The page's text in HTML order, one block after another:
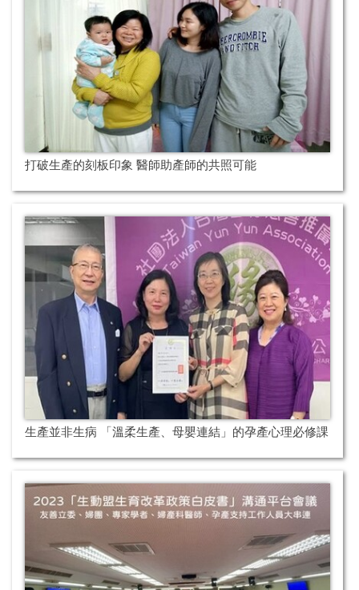
打破生產的刻板印象 醫師助產師的共照可能
生產並非生病 「溫柔生產、母嬰連結」的孕產心理必修課